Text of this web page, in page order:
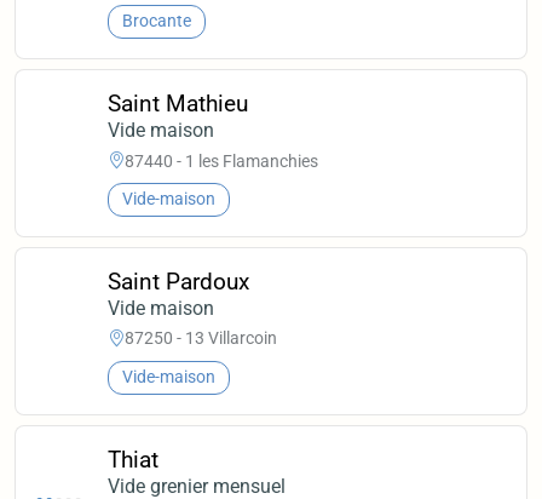
Brocante
Saint Mathieu
Vide maison
87440 - 1 les Flamanchies
Vide-maison
Saint Pardoux
Vide maison
87250 - 13 Villarcoin
Vide-maison
Thiat
Vide grenier mensuel